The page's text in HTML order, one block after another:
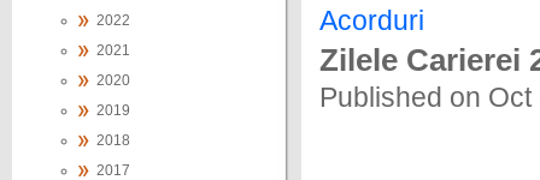
2022
2021
2020
2019
2018
2017
Acorduri
Zilele Carierei
Published on Oct